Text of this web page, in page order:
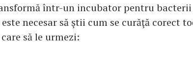
într-un incubator pentru bacterii
este necesar să ştii cum se curăţă corect
să le urmezi: